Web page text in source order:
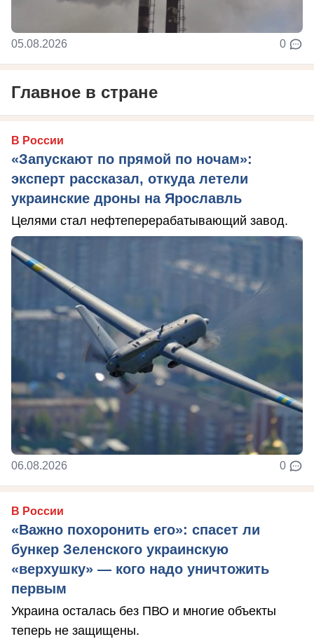
05.08.2026 0
Главное в стране
В России
«Запускают по прямой по ночам»:
эксперт рассказал, откуда летели
украинские дроны на Ярославль
Целями стал нефтеперерабатывающий завод.
06.08.2026 0
В России
«Важно похоронить его»: спасет ли
бункер Зеленского украинскую
«верхушку» — кого надо уничтожить
первым
Украина осталась без ПВО и многие объекты
теперь не защищены.